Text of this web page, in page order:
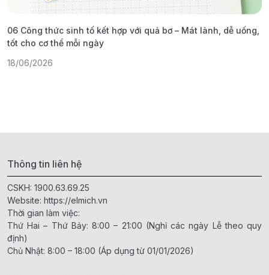
06 Công thức sinh tố kết hợp với quả bơ – Mát lành, dễ uống,
tốt cho cơ thể mỗi ngày
18/06/2026
Thông tin liên hệ
CSKH: 1900.63.69.25
Website: https://elmich.vn
Thời gian làm việc:
Thứ Hai – Thứ Bảy: 8:00 – 21:00 (Nghỉ các ngày Lễ theo quy
định)
Chủ Nhật: 8:00 – 18:00 (Áp dụng từ 01/01/2026)